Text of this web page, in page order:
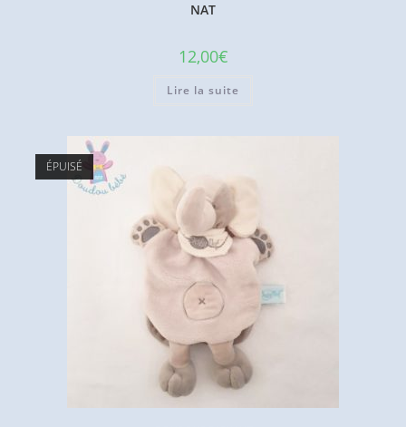
NAT
12,00€
Lire la suite
ÉPUISÉ